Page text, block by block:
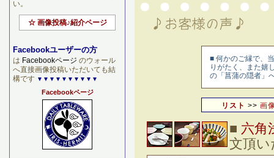
■ 何かのご縁で、
りがたく、また嬉
の「菖蒲の隠者」
リスト >> 画
■ 六角
文頂い
い。
☆ 画像投稿♪紹介ページ
Facebookユーザーの方
は Facebookページ のウォール
へ直接画像投稿いただいても結
構です ▼▼▼▼▼▼▼▼▼▼
Facebookページ